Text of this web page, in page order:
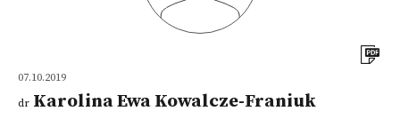
07.10.2019
dr Karolina Ewa Kowalcze-Franiuk